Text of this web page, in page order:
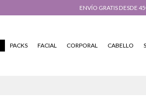
ENVÍO GRATIS DESDE
PACKS FACIAL CORPORAL CABELLO